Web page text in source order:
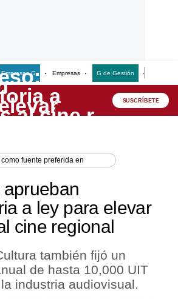
Empresas G Empresas G de Gestión
SUSCRÍBETE
como fuente preferida en
a ley para elevar
cine regional
también fijó un
de hasta 10,000 UIT
industria audiovisual.